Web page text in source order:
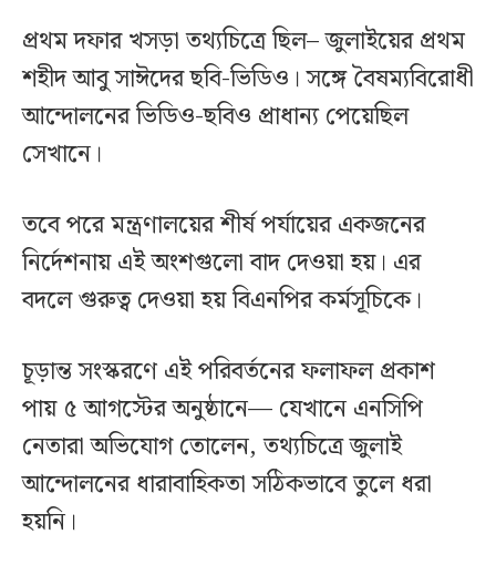
প্রথম দফার খসড়া তথ্যচিত্রে ছিল– জুলাইয়ের প্রথম
শহীদ আবু সাঈদের ছবি-ভিডিও। সঙ্গে বৈষম্যবিরোধী
আন্দোলনের ভিডিও-ছবিও প্রাধান্য পেয়েছিল
সেখানে।
তবে পরে মন্ত্রণালয়ের শীর্ষ পর্যায়ের একজনের
নির্দেশনায় এই অংশগুলো বাদ দেওয়া হয়। এর
বদলে গুরুত্ব দেওয়া হয় বিএনপির কর্মসূচিকে।
চূড়ান্ত সংস্করণে এই পরিবর্তনের ফলাফল প্রকাশ
পায় ৫ আগস্টের অনুষ্ঠানে— যেখানে এনসিপি
নেতারা অভিযোগ তোলেন, তথ্যচিত্রে জুলাই
আন্দোলনের ধারাবাহিকতা সঠিকভাবে তুলে ধরা
হয়নি।